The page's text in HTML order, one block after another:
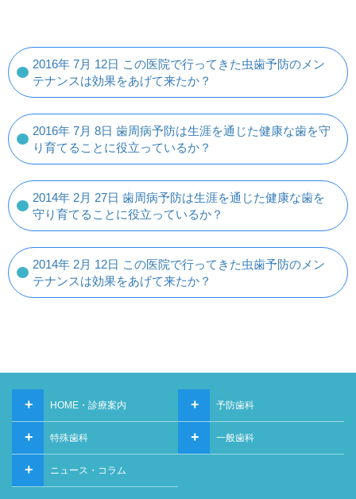
2016年 7月 12日 この医院で行ってきた虫歯予防のメン
テナンスは効果をあげて来たか？
2016年 7月 8日 歯周病予防は生涯を通じた健康な歯を守
り育てることに役立っているか？
2014年 2月 27日 歯周病予防は生涯を通じた健康な歯を
守り育てることに役立っているか？
2014年 2月 12日 この医院で行ってきた虫歯予防のメン
テナンスは効果をあげて来たか？
HOME・診療案内
+ 予防歯科
+
特殊歯科
+ 一般歯科
+
ニュース・コラム
+